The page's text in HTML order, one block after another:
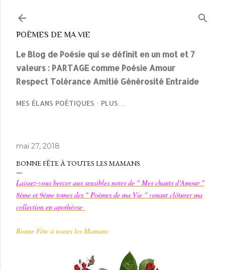
POÈMES DE MA VIE
Le Blog de Poésie qui se définit en un mot et 7
valeurs : PARTAGE comme Poésie Amour
Respect Tolérance Amitié Générosité Entraide
MES ÉLANS POÉTIQUES PLUS…
mai 27, 2018
BONNE FÊTE À TOUTES LES MAMANS
Laissez-vous bercer aux sensibles notes de " Mes chants d'Amour "
8ème et 9ème tomes des " Poèmes de ma Vie " venant clôturer ma
collection en apothéose
Bonne Fête à toutes les Mamans